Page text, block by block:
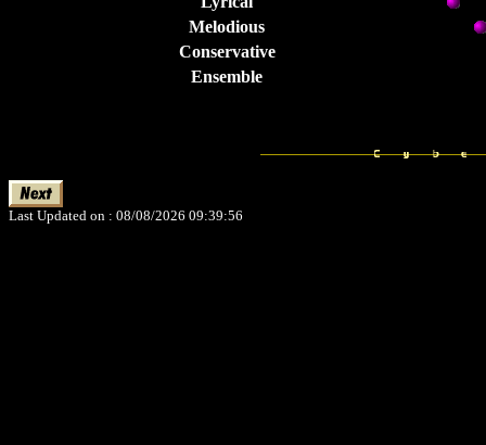
Melodious
Conservative
Ensemble
Last Updated on : 08/08/2026 09:39:56